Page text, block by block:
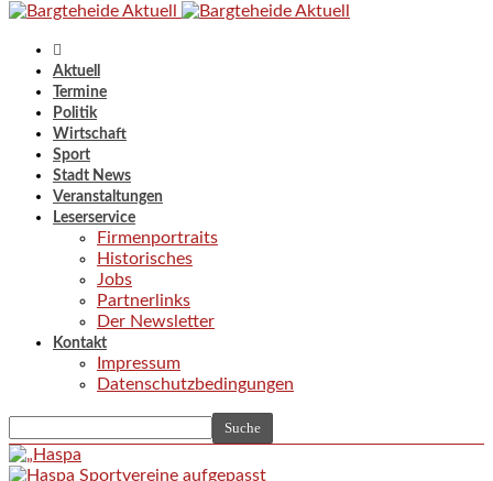
Aktuell
Termine
Politik
Wirtschaft
Sport
Stadt News
Veranstaltungen
Leserservice
Firmenportraits
Historisches
Jobs
Partnerlinks
Der Newsletter
Kontakt
Impressum
Datenschutzbedingungen